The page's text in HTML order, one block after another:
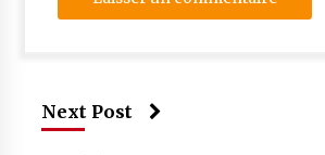
Next Post